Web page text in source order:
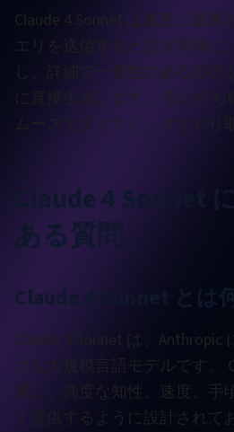
Claude 4 Sonnet は速度に最適
エリを送信するとほぼ同時に
し、詳細で一貫性のある応答
に直接生成します。 長い待
ムーズでダイナミックなやり
Claude 4 Sonnet
ある質問
Claude 4 Sonnet とは
Claude 4 Sonnet は、
力な大規模言語モデルです。
属し、高度な知性、速度、手
く提供するように設計されて